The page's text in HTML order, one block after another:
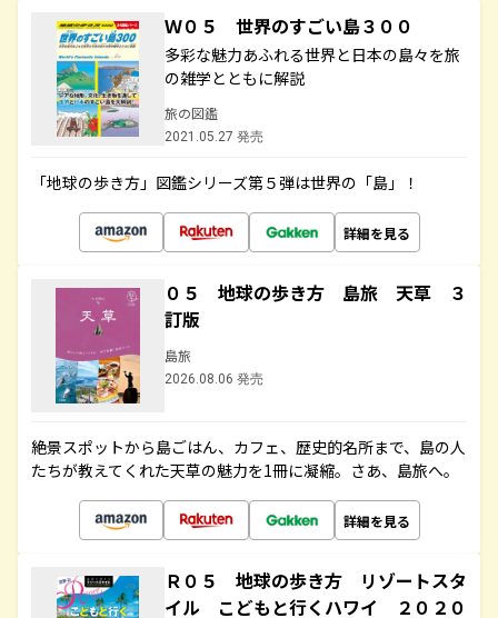
Ｗ０５ 世界のすごい島３００
多彩な魅力あふれる世界と日本の島々を旅
の雑学とともに解説
旅の図鑑
2021.05.27 発売
「地球の歩き方」図鑑シリーズ第５弾は世界の「島」！
詳細を見る
０５ 地球の歩き方 島旅 天草 ３
訂版
島旅
2026.08.06 発売
絶景スポットから島ごはん、カフェ、歴史的名所まで、島の人
たちが教えてくれた天草の魅力を1冊に凝縮。さあ、島旅へ。
詳細を見る
Ｒ０５ 地球の歩き方 リゾートスタ
イル こどもと行くハワイ ２０２０